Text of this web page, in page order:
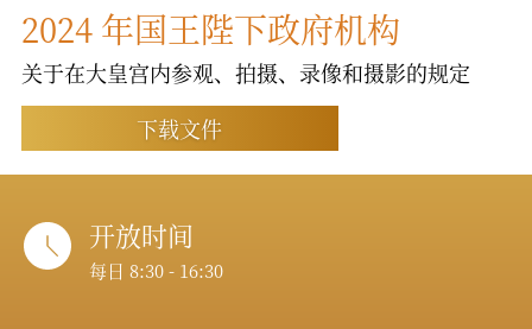
2024 年国王陛下政府机构
关于在大皇宫内参观、拍摄、录像和摄影的规定
下载文件
开放时间
每日 8:30 - 16:30